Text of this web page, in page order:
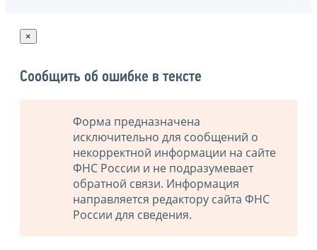
×
Сообщить об ошибке в тексте
Форма предназначена
исключительно для сообщений о
некорректной информации на сайте
ФНС России и не подразумевает
обратной связи. Информация
направляется редактору сайта ФНС
России для сведения.